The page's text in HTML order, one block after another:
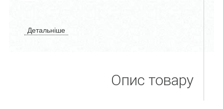
Детальніше
Опис товару